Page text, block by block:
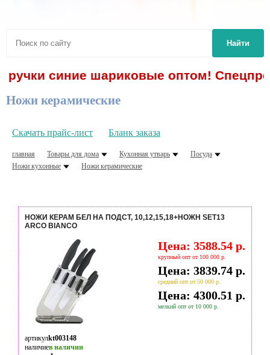
Найти
синие шариковые оптом!
Ножи керамические
Скачать прайс-лист Бланк заказа
главная Товары для дома Кухонная утварь
Посуда
Ножи кухонные
Ножи керамические
НОЖИ КЕРАМ БЕЛ НА ПОДСТ, 10,12,15,18+НОЖН SET13
ARCO BIANCO
Цена: 3588.54 р.
крупный опт от 100 000 р.
Цена: 3839.74 р.
средний опт от 50 000 р.
Цена: 4300.51 р.
мелкий опт от 10 000 р.
артикулkt003148
наличиев наличии